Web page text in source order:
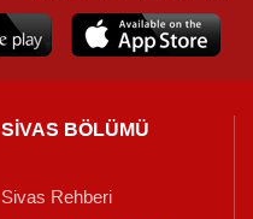
SİVAS BÖLÜMÜ
Sivas Rehberi